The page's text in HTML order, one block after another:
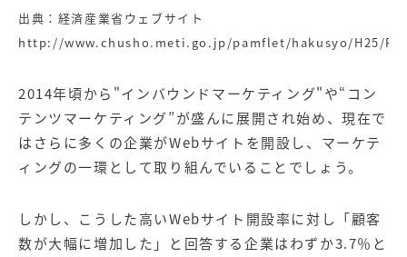
マーケティングサービス
【IT企業向け】マーケティン
サービス
SNSアカウント運用代行サー
広告プロモーションの製品
【クリニック向け】新規集患
【歯科業界向け】新規集患
【塾・個別塾業界向け】新規
集客Web広告パッケージ
サイトアクセス増加パッケー
ジ
出典：経済産業省ウェブサイト
http://www.chusho.meti.go.jp/pamflet/hakusyo/H25/
2014年頃から"インバウンドマーケティング"や“ コン
テンツマーケティング”が盛んに展開され始め、現在で
はさらに多くの企業がWebサイトを開設し、マーケテ
ィングの一環として取り組んでいることでしょう。
しかし、こうした高いWebサイト開設率に対し「顧客
数が大幅に増加した」と回答する企業はわずか3.7％と